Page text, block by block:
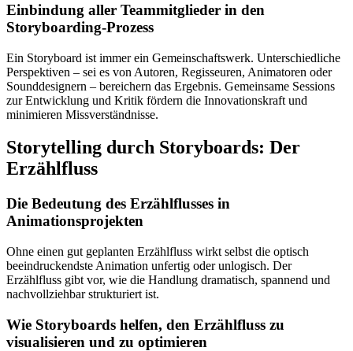
Einbindung aller Teammitglieder in den
Storyboarding-Prozess
Ein Storyboard ist immer ein Gemeinschaftswerk. Unterschiedliche
Perspektiven – sei es von Autoren, Regisseuren, Animatoren oder
Sounddesignern – bereichern das Ergebnis. Gemeinsame Sessions
zur Entwicklung und Kritik fördern die Innovationskraft und
minimieren Missverständnisse.
Storytelling durch Storyboards: Der
Erzählfluss
Die Bedeutung des Erzählflusses in
Animationsprojekten
Ohne einen gut geplanten Erzählfluss wirkt selbst die optisch
beeindruckendste Animation unfertig oder unlogisch. Der
Erzählfluss gibt vor, wie die Handlung dramatisch, spannend und
nachvollziehbar strukturiert ist.
Wie Storyboards helfen, den Erzählfluss zu
visualisieren und zu optimieren